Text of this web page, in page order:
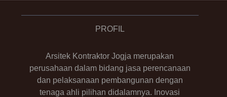
PROFIL
Arsitek Kontraktor Jogja merupakan
perusahaan dalam bidang jasa perencanaan
dan pelaksanaan pembangunan dengan
tenaga ahli pilihan didalamnya. Inovasi